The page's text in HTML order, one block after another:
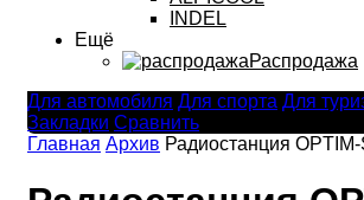
INDEL
Ещё
Распродажа
Для автомобиля Для спорта Для
Закладки Сравнить
Главная Архив Радиостанция